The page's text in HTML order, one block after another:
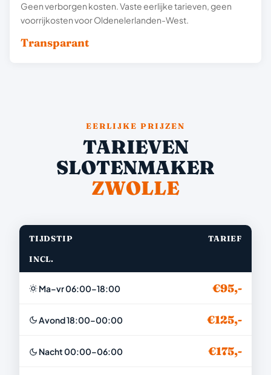
Geen verborgen kosten. Vaste eerlijke tarieven, geen
voorrijkosten voor Oldenelerlanden-West.
Transparant
EERLIJKE PRIJZEN
TARIEVEN
SLOTENMAKER
ZWOLLE
TIJDSTIP TARIEF
INCL.
Ma–vr 06:00–18:00 €95,-
Avond 18:00–00:00 €125,-
Nacht 00:00–06:00 €175,-